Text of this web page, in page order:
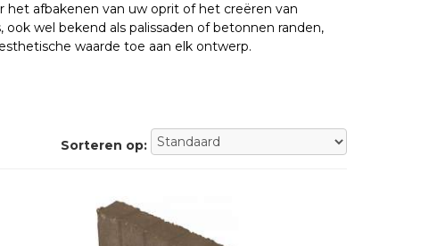
het afbakenen van uw oprit of het creëren van
ook wel bekend als palissaden of betonnen randen,
waarde toe aan elk ontwerp.
Sorteren op: